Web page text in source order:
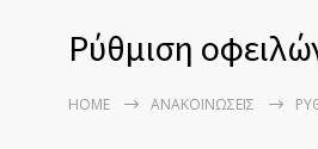
Ρύθμιση
HOME ΑΝΑΚΟΙΝΏΣΕΙΣ